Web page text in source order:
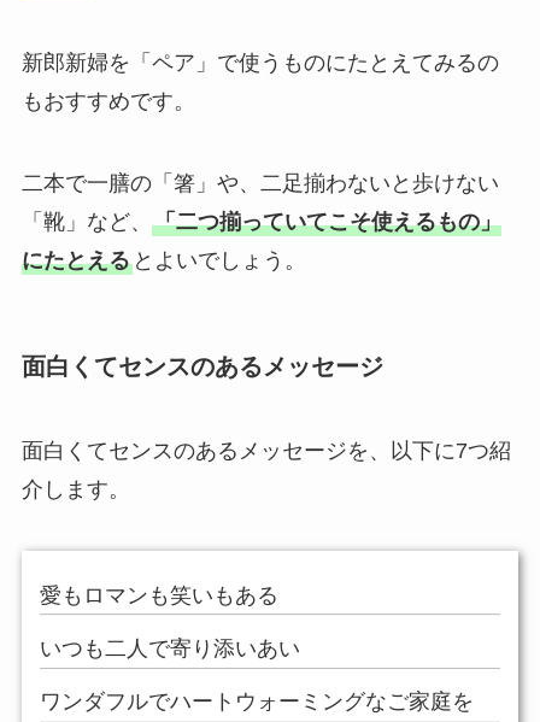
新郎新婦を「ペア」で使うものにたとえてみるの
もおすすめです。
二本で一膳の「箸」や、二足揃わないと歩けない
「靴」など、 「二つ揃っていてこそ使えるもの」
にたとえるとよいでしょう。
面白くてセンスのあるメッセージ
面白くてセンスのあるメッセージを、以下に7つ紹
介します。
愛もロマンも笑いもある
いつも二人で寄り添いあい
ワンダフルでハートウォーミングなご家庭を